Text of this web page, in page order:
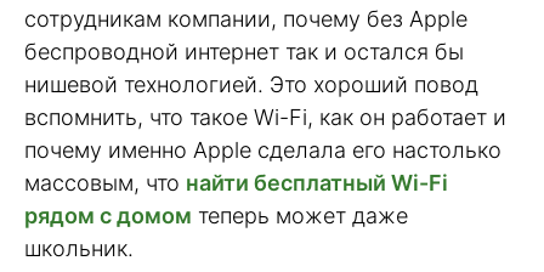
сотрудникам компании, почему без Apple
беспроводной интернет так и остался бы
нишевой технологией. Это хороший повод
вспомнить, что такое Wi-Fi, как он работает и
почему именно Apple сделала его настолько
массовым, что найти бесплатный Wi-Fi
рядом с домом теперь может даже
школьник.